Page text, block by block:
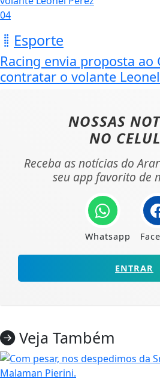
04
Esporte
Racing envia proposta ao
contratar o volante
NOSSAS
NO
Receba as notícias do
seu app favorito de
Whatsapp
ENTRAR
Veja Também